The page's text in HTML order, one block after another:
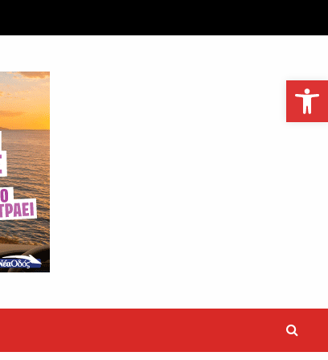
Ανοίξτε τη γραμμή εργαλείων